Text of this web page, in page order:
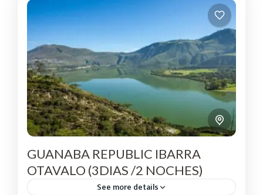
GUANABA REPUBLIC IBARRA
OTAVALO (3DIAS /2 NOCHES)
See more details